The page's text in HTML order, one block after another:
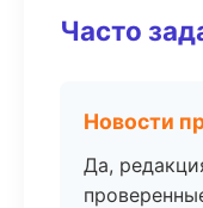
Часто
Новости
Да,